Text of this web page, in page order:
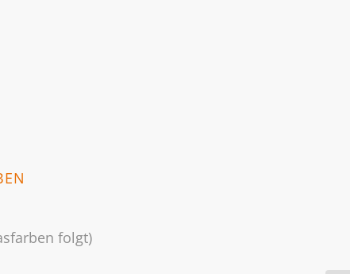
folgt)